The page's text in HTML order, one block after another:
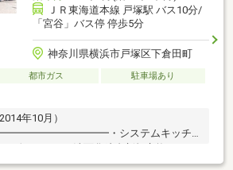
ＪＲ東海道本線 戸塚駅 バス10分/
「宮谷」バス停 停歩5分
神奈川県横浜市戸塚区下倉田町
都市ガス
駐車場あり
年10月）
・システムキッチ
ユニットバス新規交換（LIXIL キレイ